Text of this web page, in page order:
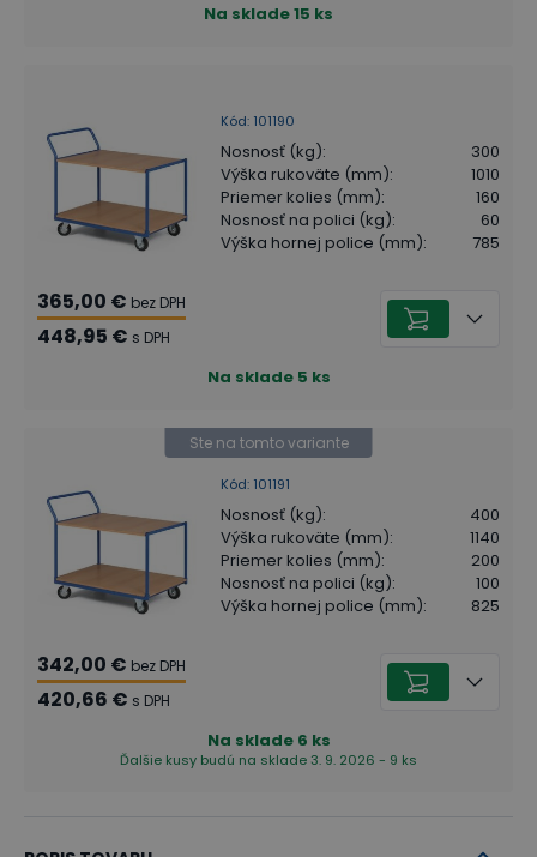
Na sklade15 ks
Kód: 101190
Nosnosť (kg):
300
Výška rukoväte (mm):
1010
Priemer kolies (mm):
160
Nosnosť na polici (kg):
60
Výška hornej police (mm): 785
365,00 € bez DPH
448,95 € s DPH
Na sklade 5 ks
Kód: 101191
Ste na tomto variante
Nosnosť (kg):
400
Výška rukoväte (mm):
1140
Priemer kolies (mm):
200
Nosnosť na polici (kg):
100
Výška hornej police (mm): 825
342,00 € bez DPH
420,66 € s DPH
Na sklade 6 ks
Ďalšie kusy budú na sklade 3. 9. 2026 - 9 ks